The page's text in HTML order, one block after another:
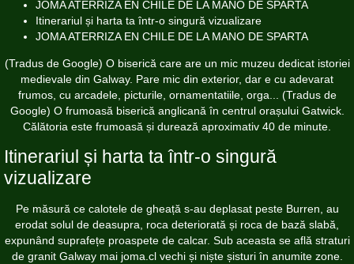
JOMA ATERRIZA EN CHILE DE LA MANO DE SPARTA
Itinerariul și harta ta într-o singură vizualizare
JOMA ATERRIZA EN CHILE DE LA MANO DE SPARTA
(Tradus de Google) O biserică care are un mic muzeu dedicat istoriei
medievale din Galway. Pare mic din exterior, dar e cu adevarat
frumos, cu arcadele, picturile, ornamentatiile, orga... (Tradus de
Google) O frumoasă biserică anglicană în centrul orașului Gatwick.
Călătoria este frumoasă și durează aproximativ 40 de minute.
Itinerariul și harta ta într-o singură
vizualizare
Pe măsură ce calotele de gheață s-au deplasat peste Burren, au
erodat solul de deasupra, roca deteriorată și roca de bază slabă,
expunând suprafețe proaspete de calcar. Sub aceasta se află straturi
de granit Galway mai joma.clvechi și niște șisturi în anumite zone.